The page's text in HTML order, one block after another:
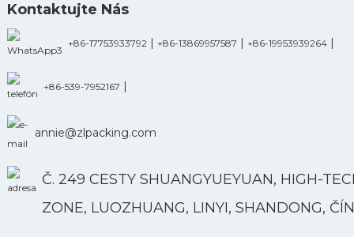
Kontaktujte Nás
+86-17753933792| +86-13869957587 +86-19953939264|
+86-539-7952167
annie@zlpacking.com
Č. 249 CESTY SHUANGYUEYUAN, HIGH-
ZONE, LUOZHUANG, LINYI, SHANDONG,